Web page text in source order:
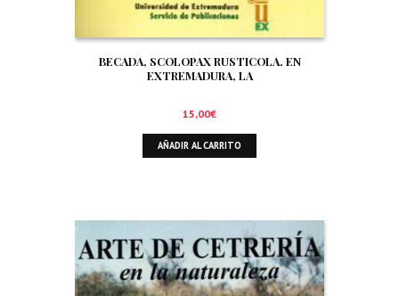
BECADA, SCOLOPAX RUSTICOLA. EN
EXTREMADURA, LA
15,00€
AÑADIR AL CARRITO